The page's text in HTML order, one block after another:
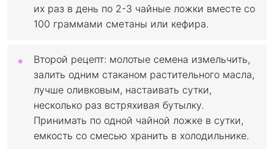
их раз в день по 2-3 чайные ложки вместе со
100 граммами сметаны или кефира.
Второй рецепт: молотые семена измельчить,
залить одним стаканом растительного масла,
лучше оливковым, настаивать сутки,
несколько раз встряхивая бутылку.
Принимать по одной чайной ложке в сутки,
емкость со смесью хранить в холодильнике.